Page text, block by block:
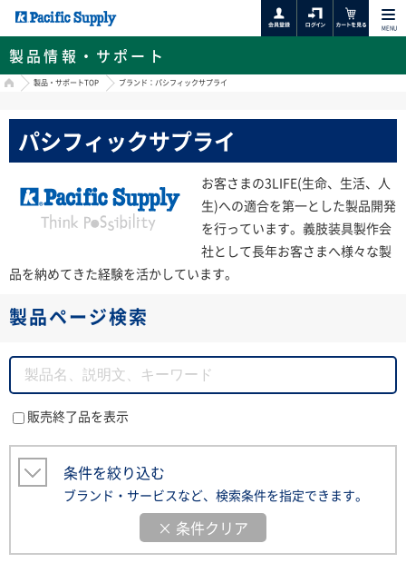
MENU
製品情報・サポート
HOME製品・サポートTOP ブランド：パシフィックサプライ
パシフィックサプライ
お客さまの3LIFE(生命、生活、人
生)への適合を第一とした製品開発
を行っています。義肢装具製作会
社として長年お客さまへ様々な製
品を納めてきた経験を活かしています。
製品ページ検索
販売終了品を表示
条件を絞り込む
ブランド・サービスなど、検索条件を指定できます。
× 条件クリア